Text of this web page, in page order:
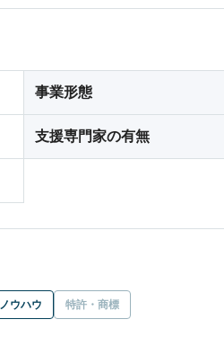
事業形態
支援専門家の有無
ノウハウ 特許・商標